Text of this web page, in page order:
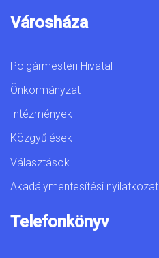
Városháza
Polgármesteri Hivatal
Önkormányzat
Intézmények
Közgyűlések
Választások
Akadálymentesítési nyilatkozat
Telefonkönyv